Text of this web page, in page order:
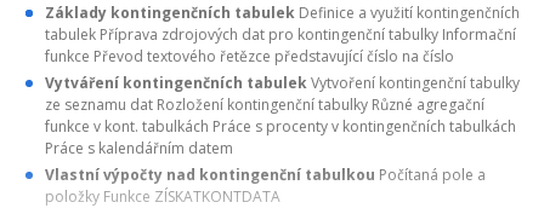
Základy kontingenčních tabulek Definice a využití kontingenčních
tabulek Příprava zdrojových dat pro kontingenční tabulky Informační
funkce Převod textového řetězce představující číslo na číslo
Vytváření kontingenčních tabulekVytvoření kontingenční tabulky
ze seznamu dat Rozložení kontingenční tabulky Různé agregační
funkce v kont. tabulkách Práce s procenty v kontingenčních tabulkách
Práce s kalendářním datem
Vlastní výpočty nad kontingenční tabulkou Počítaná pole a
položky Funkce ZÍSKATKONTDATA